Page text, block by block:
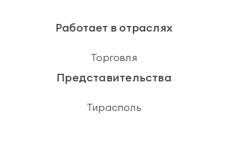
Работает в отраслях
Торговля
Представительства
Тирасполь